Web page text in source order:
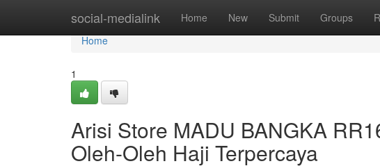
social-medialink Home New Submit Groups
Home
Home
1
Arisi Store MADU BANGKA
Oleh-Oleh Haji Terpercaya